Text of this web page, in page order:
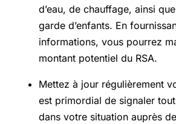
d’eau, de chauffage, ainsi
garde d’enfants. En
informations, vous pourrez
montant potentiel du RSA.
Mettez à jour régulièrement
est primordial de signaler
dans votre situation auprès